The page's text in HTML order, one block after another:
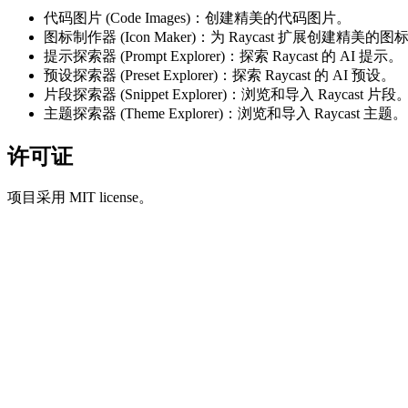
代码图片 (Code Images)：创建精美的代码图片。
图标制作器 (Icon Maker)：为 Raycast 扩展创建精美的图
提示探索器 (Prompt Explorer)：探索 Raycast 的 AI 提示。
预设探索器 (Preset Explorer)：探索 Raycast 的 AI 预设。
片段探索器 (Snippet Explorer)：浏览和导入 Raycast 片段
主题探索器 (Theme Explorer)：浏览和导入 Raycast 主题。
许可证
项目采用 MIT license。